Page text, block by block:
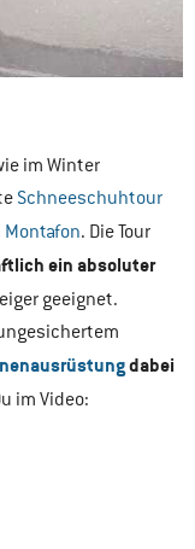
im Winter
Schneeschuhtour
. Die Tour
ein absoluter
geeignet.
dabei
im Video: